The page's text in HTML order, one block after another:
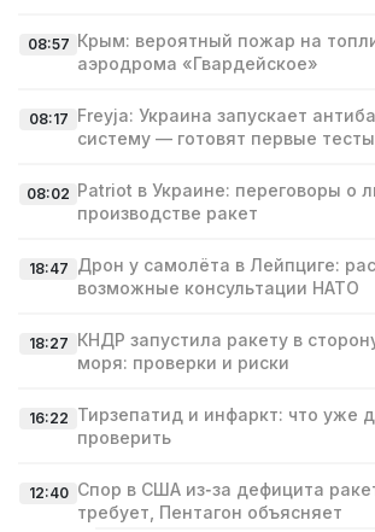
08:57 Крым: вероятный пожар на
аэродрома «Гвардейское»
08:17 Freyja: Украина запускает
систему — готовят первые тесты
08:02 Patriot в Украине: переговоры о
производстве ракет
18:47 Дрон у самолёта в Лейпциге:
возможные консультации НАТО
18:27 КНДР запустила ракету в
моря: проверки и риски
16:22 Тирзепатид и инфаркт: что уже
проверить
12:40 Спор в США из‑за дефицита
требует, Пентагон объясняет